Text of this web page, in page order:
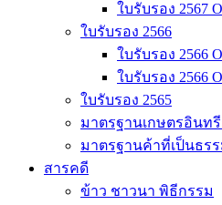
ใบรับรอง 2567
ใบรับรอง 2566
ใบรับรอง 2566
ใบรับรอง 2566
ใบรับรอง 2565
มาตรฐานเกษตรอินท
มาตรฐานค้าที่เป็นธร
สารคดี
ข้าว ชาวนา พิธีกรรม